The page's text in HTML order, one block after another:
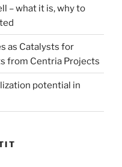
– what it is, why to
as Catalysts for
from Centria Projects
potential in